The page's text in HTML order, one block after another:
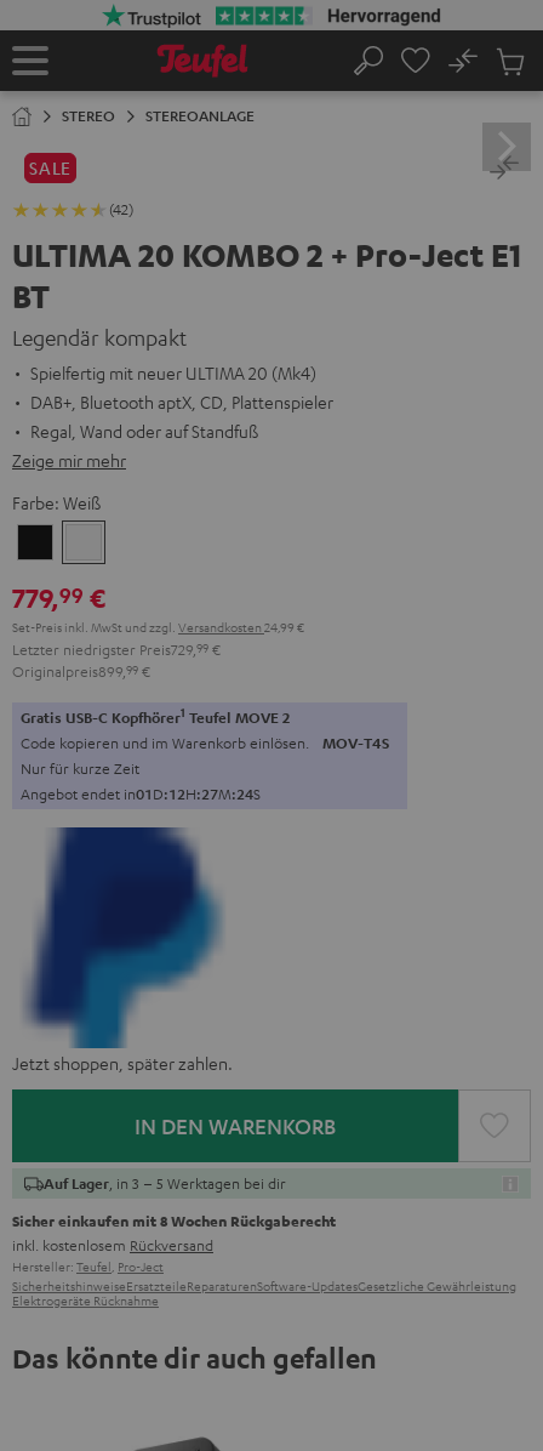
Startseite
Suche
No
STEREO STEREOANLAGE
SALE
(42)
ULTIMA 20 KOMBO 2 + Pro-Ject E1
BT
Legendär kompakt
Spielfertig mit neuer ULTIMA 20 (Mk4)
DAB+, Bluetooth aptX, CD, Plattenspieler
Regal, Wand oder auf Standfuß
Zeige mir mehr
Farbe: Weiß
779,99 €
Set-Preis inkl. MwSt und zzgl. Versandkosten 24,99 €
Letzter niedrigster Preis729, 99 €
Originalpreis899, 99 €
Gratis USB-C Kopfhörer1 Teufel MOVE 2
Code kopieren und im Warenkorb einlösen. MOV-T4S
Nur für kurze Zeit
Angebot endet in01D:12H:27M:23S
Jetzt shoppen, später zahlen.
IN DEN WARENKORB
Auf Lager , in 3 – 5 Werktagen bei dir
Sicher einkaufen mit 8 Wochen Rückgaberecht
inkl. kostenlosem Rückversand
Hersteller: Teufel, Pro-Ject
SicherheitshinweiseErsatzteileReparaturenSoftware-UpdatesGesetzliche Gewährleistung
Elektrogeräte Rücknahme
Das könnte dir auch gefallen